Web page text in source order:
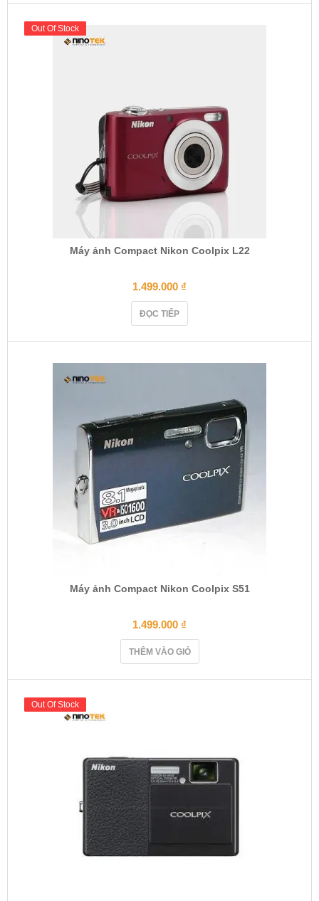
Out Of Stock
Out Of Stock
Máy ảnh Compact Nikon Coolpix L22
1.499.000 ₫
ĐỌC TIẾP
Máy ảnh Compact Nikon Coolpix S51
1.499.000 ₫
THÊM VÀO GIỎ
Out Of Stock
Out Of Stock